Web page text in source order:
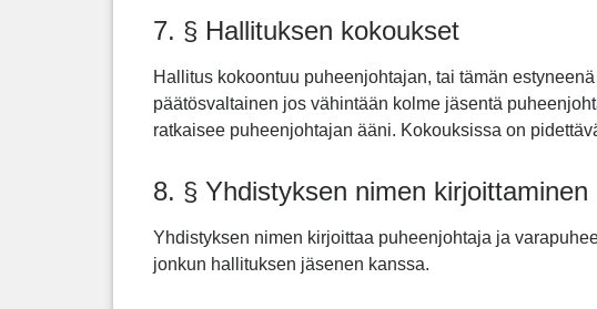
7. § Hallituksen kokoukset
Hallitus kokoontuu puheenjohtajan, tai tämän
päätösvaltainen jos vähintään kolme jäsentä
ratkaisee puheenjohtajan ääni. Kokouksissa on
8. § Yhdistyksen nimen kirjoittaminen
Yhdistyksen nimen kirjoittaa puheenjohtaja ja
jonkun hallituksen jäsenen kanssa.